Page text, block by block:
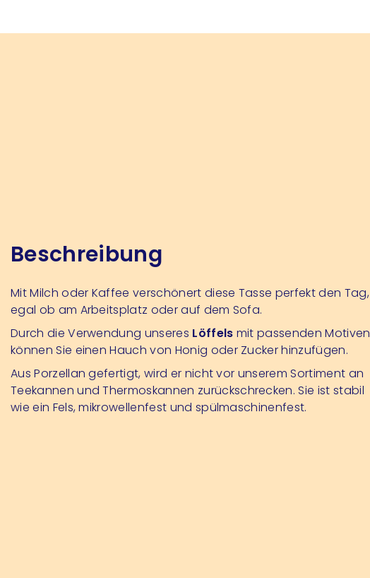
Beschreibung
Mit Milch oder Kaffee verschönert diese Tasse perfekt den Tag,
egal ob am Arbeitsplatz oder auf dem Sofa.
Durch die Verwendung unseres Löffels mit passenden Motiven
können Sie einen Hauch von Honig oder Zucker hinzufügen.
Aus Porzellan gefertigt, wird er nicht vor unserem Sortiment an
Teekannen und Thermoskannen zurückschrecken. Sie ist stabil
wie ein Fels, mikrowellenfest und spülmaschinenfest.